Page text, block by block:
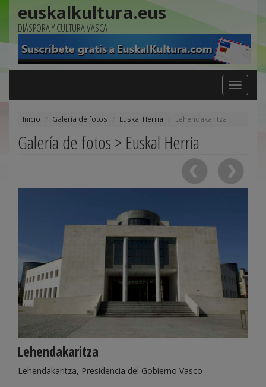
euskalkultura.eus
DIÁSPORA Y CULTURA VASCA
Toggle
navigation
Inicio Galería de fotos Euskal Herria Lehendakaritza
Galería de fotos > Euskal Herria
Lehendakaritza
Lehendakaritza, Presidencia del Gobierno Vasco